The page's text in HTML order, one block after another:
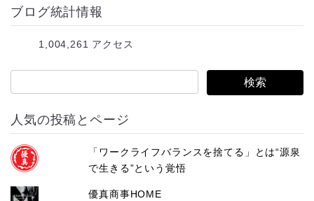
ド
ブログ統計情報
1,004,261 アクセス
人気の投稿とページ
「ワークライフバランスを捨てる」とは“源泉
で生きる”という覚悟
優真商事HOME